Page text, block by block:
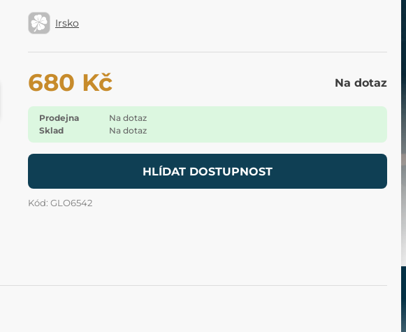
Irsko
680 Kč Na dotaz
Prodejna
Na dotaz
Sklad
Na dotaz
HLÍDAT DOSTUPNOST
Kód: GLO6542